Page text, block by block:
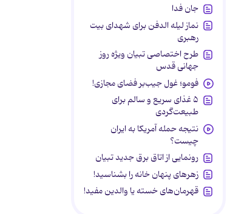
جان فدا
نماز لیله الدفن برای شهدای بیت
رهبری
طرح اختصاصی تبیان ویژه روز
جهانی قدس
فومو؛ غول جیب‌بر فضای مجازی!
۵ غذای سریع و سالم برای
طبیعت‌گردی
نتیجه حمله آمریکا به ایران
چیست؟
رونمایی از اتاق برق جدید تبیان
زهرهای پنهان خانه را بشناسید!
قهرمان‌های خسته یا والدین مفید!